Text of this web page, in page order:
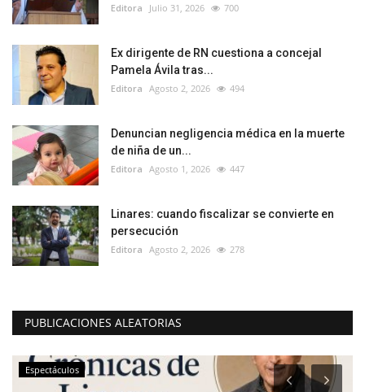
Editora Julio 31, 2026 700
Ex dirigente de RN cuestiona a concejal
Pamela Ávila tras...
Editora Agosto 2, 2026 494
Denuncian negligencia médica en la muerte
de niña de un...
Editora Agosto 1, 2026 447
Linares: cuando fiscalizar se convierte en
persecución
Editora Agosto 2, 2026 278
PUBLICACIONES ALEATORIAS
Espectáculos